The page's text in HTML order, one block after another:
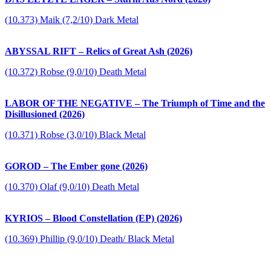
(10.373) Maik (7,2/10) Dark Metal
ABYSSAL RIFT – Relics of Great Ash (2026)
(10.372) Robse (9,0/10) Death Metal
LABOR OF THE NEGATIVE – The Triumph of Time and the
Disillusioned (2026)
(10.371) Robse (3,0/10) Black Metal
GOROD – The Ember gone (2026)
(10.370) Olaf (9,0/10) Death Metal
KYRIOS – Blood Constellation (EP) (2026)
(10.369) Phillip (9,0/10) Death/ Black Metal